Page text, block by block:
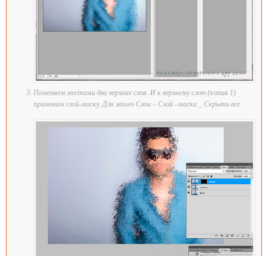
Поменяем местами два верхних слоя. И к верхнему слою (копия 1)
применим слой-маску. Для этого Слои – Слой –маска _ Скрыть все.